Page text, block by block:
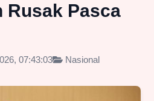
Rusak Pasca
07:43:03 Nasional